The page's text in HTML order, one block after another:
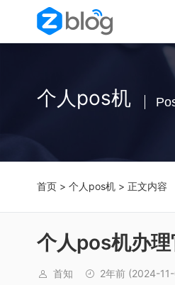
个人pos机
首页 > 个人pos机 > 正文内容
个人pos机办
首知 2年前 (2024-